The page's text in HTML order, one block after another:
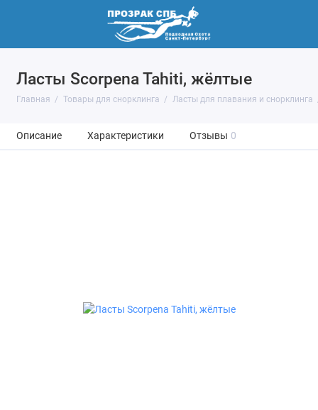
Ласты Scorpena Tahiti, жёлтые
Главная Товары для снорклинга Ласты для плавания и снорклинга
Описание Характеристики Отзывы 0